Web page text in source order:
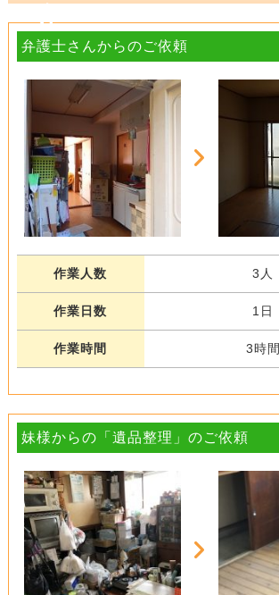
介
弁護士さんからのご依頼
作業人数 3人
作業日数 1日
作業時間 3時間
妹様からの「遺品整理」のご依頼